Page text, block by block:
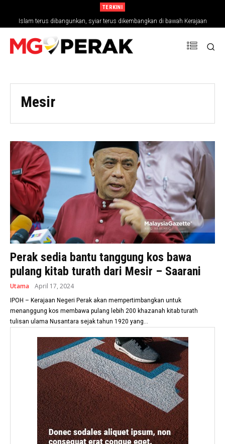
TERKINI
Islam terus dibangunkan, syiar terus dikembangkan di bawah Kerajaan
Madani – Yadim
Mesir
Perak sedia bantu tanggung kos bawa
pulang kitab turath dari Mesir – Saarani
Utama April 17, 2024
IPOH – Kerajaan Negeri Perak akan mempertimbangkan untuk
menanggung kos membawa pulang lebih 200 khazanah kitab turath
tulisan ulama Nusantara sejak tahun 1920 yang...